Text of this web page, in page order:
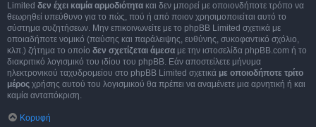
Limited δεν έχει καμία αρμοδιότητα και δεν μπορεί με οποιονδήποτε τρόπο να
θεωρηθεί υπεύθυνο για το πώς, πού ή από ποιον χρησιμοποιείται αυτό το
σύστημα συζητήσεων. Μην επικοινωνείτε με το phpBB Limited σχετικά με
οποιαδήποτε νομικό (παύσης και παράλειψης, ευθύνης, συκοφαντικό σχόλιο,
κλπ.) ζήτημα το οποίο δεν σχετίζεται άμεσα με την ιστοσελίδα phpBB.com ή το
διακριτικό λογισμικό του ιδίου του phpBB. Εάν αποστείλετε μήνυμα
ηλεκτρονικού ταχυδρομείου στο phpBB Limited σχετικά με οποιοδήποτε τρίτο
μέρος χρήσης αυτού του λογισμικού θα πρέπει να αναμένετε μια αρνητική ή και
καμία ανταπόκριση.
Κορυφή